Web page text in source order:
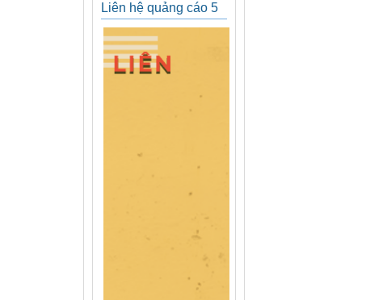
Liên hệ quảng cáo 5